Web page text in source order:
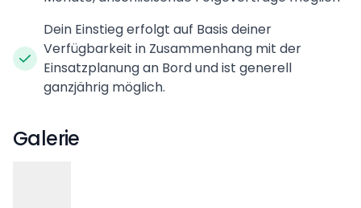
Dein Einstieg erfolgt auf Basis deiner
Verfügbarkeit in Zusammenhang mit der
Einsatzplanung an Bord und ist generell
ganzjährig möglich.
Galerie